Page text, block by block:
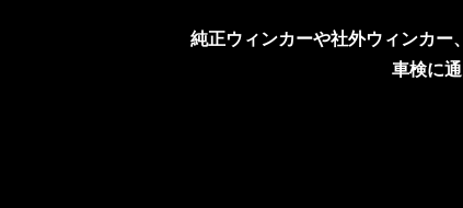
純正ウィンカーや社外ウィンカー
車検に